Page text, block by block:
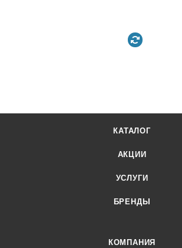
КАТАЛОГ
АКЦИИ
УСЛУГИ
БРЕНДЫ
КОМПАНИЯ